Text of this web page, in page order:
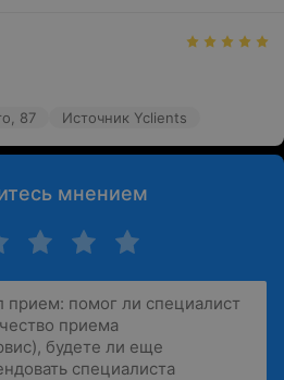
87 Источник Yclients
мнением